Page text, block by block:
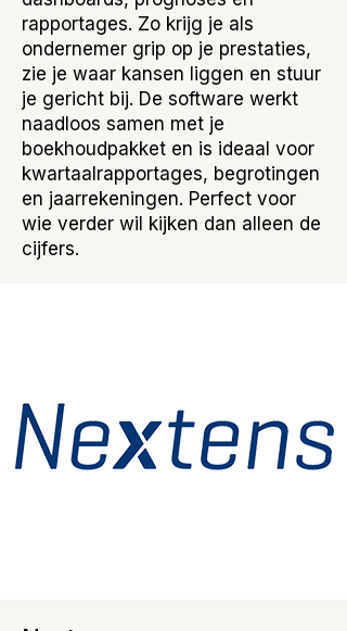
rapportages. Zo krijg je als
ondernemer grip op je prestaties,
zie je waar kansen liggen en stuur
je gericht bij. De software werkt
naadloos samen met je
boekhoudpakket en is ideaal voor
kwartaalrapportages, begrotingen
en jaarrekeningen. Perfect voor
wie verder wil kijken dan alleen de
cijfers.